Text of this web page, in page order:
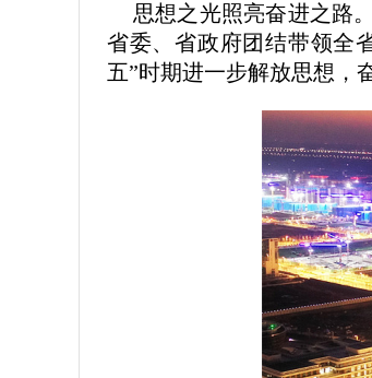
思想之光照亮奋进之路
省委、省政府团结带领全
五”时期进一步解放思想，